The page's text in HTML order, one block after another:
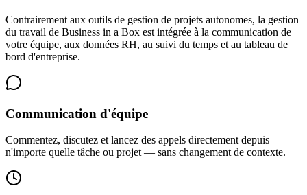
Contrairement aux outils de gestion de projets autonomes, la gestion
du travail de Business in a Box est intégrée à la communication de
votre équipe, aux données RH, au suivi du temps et au tableau de
bord d'entreprise.
Communication d'équipe
Commentez, discutez et lancez des appels directement depuis
n'importe quelle tâche ou projet — sans changement de contexte.